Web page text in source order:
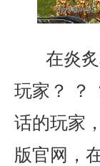
在炎
玩家？ ？
话的玩家
版官网，